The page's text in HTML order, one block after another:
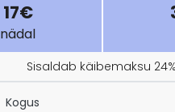
17€
nädal
Sisaldab käibemaksu
Kogus